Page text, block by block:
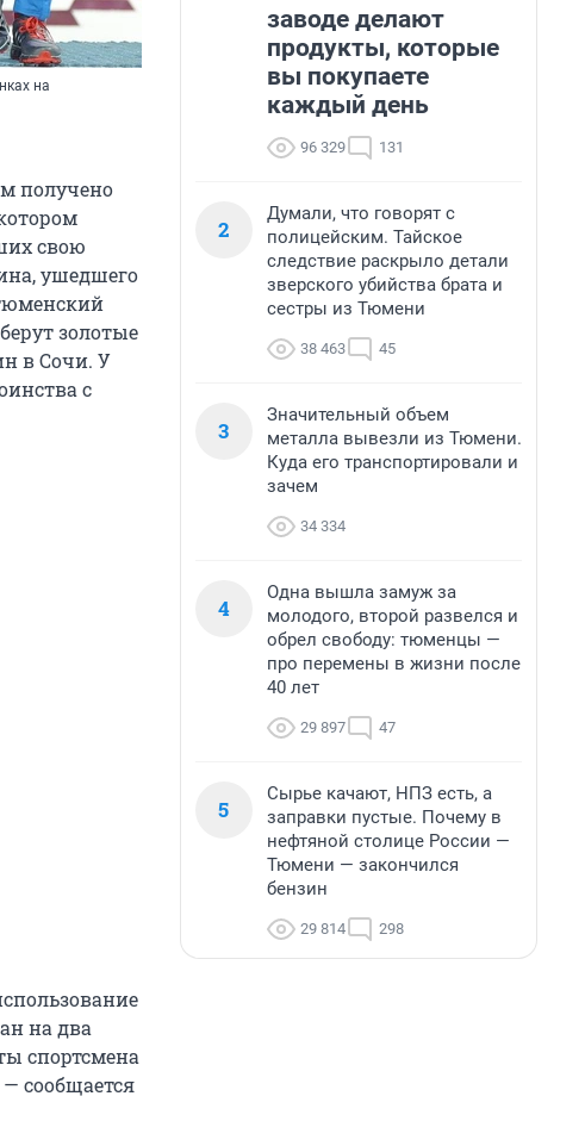
на
получено
свою
ушедшего
золотые
в Сочи. У
с
на два
спортсмена
сообщается
заводе делают
продукты, которые
вы покупаете
каждый день
96 329 131
2
Думали, что говорят с
полицейским. Тайское
следствие раскрыло детали
зверского убийства брата и
сестры из Тюмени
38 463 45
3
Значительный объем
металла вывезли из Тюмени.
Куда его транспортировали и
зачем
34 334
4
Одна вышла замуж за
молодого, второй развелся и
обрел свободу: тюменцы —
про перемены в жизни после
40 лет
29 897 47
5
Сырье качают, НПЗ есть, а
заправки пустые. Почему в
нефтяной столице России —
Тюмени — закончился
бензин
29 814 298